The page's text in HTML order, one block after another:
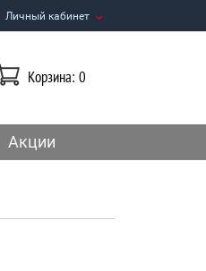
Личный кабинет
Корзина: 0
Акции